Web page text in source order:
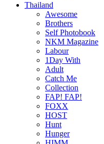
Thailand
Awesome
Brothers
Self Photobook
NKM Magazine
Labour
1Day With
Adult
Catch Me
Collection
FAP! FAP!
FOXX
HOST
Hunt
Hunger